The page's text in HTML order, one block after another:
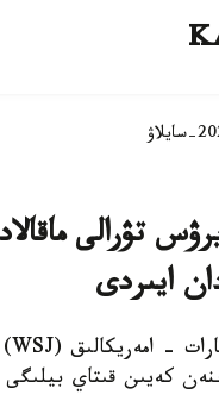
تۋرالى
ايىردى
كەيىن قىتاي